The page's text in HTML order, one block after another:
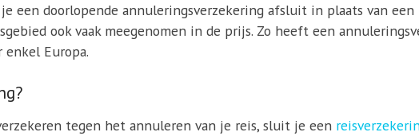
een doorlopende annuleringsverzekering afsluit in plaats van
ook vaak meegenomen in de prijs. Zo heeft een
Europa.
tegen het annuleren van je reis, sluit je een